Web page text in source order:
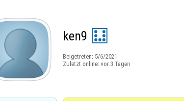
ken9
Beigetreten: 5/6/2021
Zuletzt online: vor 3 Tagen